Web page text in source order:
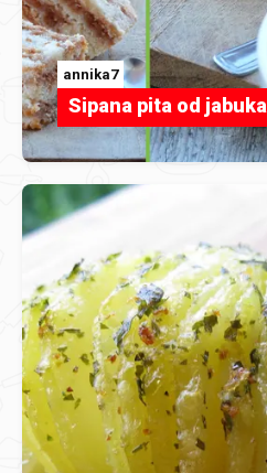
annika7
Sipana pita od jabuka